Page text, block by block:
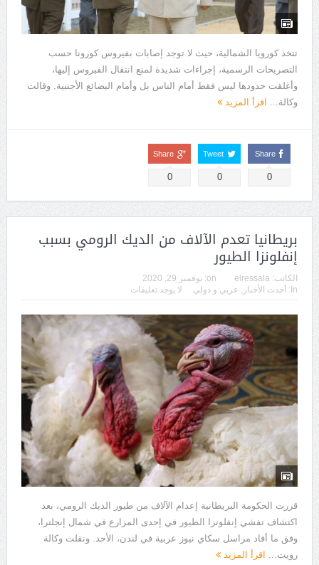
تتخذ كورويا الشمالية، حيث لا توجد إصابات بفيروس كورونا حسب
التصريحات الرسمية، إجراءات شديدة لمنع انتقال الفيروس إليها،
وأغلقت حدودها ليس فقط أمام الناس بل وأمام البضائع الأجنبية. وقالت
وكالة... اقرأ المزيد
Share
0
Tweet
0
Share
0
بريطانيا تعدم الآلاف من الديك الرومي بسبب
إنفلونزا الطيور
الكاتب: elressala
on: نوفمبر 29, 2020
In:
أحدث الأخبار , عربي و دولي لا يوجد تعليقات
قررت الحكومة البريطانية إعدام الآلاف من طيور الديك الرومي، بعد
اكتشاف تفشي إنفلونزا الطيور في إحدى المزارع في شمال إنجلترا،
وفق ما أفاد مراسل سكاي نيوز عربية في لندن، الأحد. ونقلت وكالة
رويت... اقرأ المزيد